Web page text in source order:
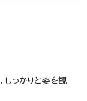
しっかりと姿を観